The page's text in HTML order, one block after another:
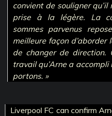
convient de souligner qu’il
prise à la légère. La
sommes parvenus
meilleure façon d’aborder
de changer de direction.
travail qu’Arne a
portons. »
Liverpool FC can confirm